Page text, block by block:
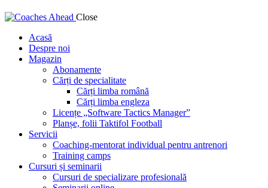
Close
Acasă
Despre noi
Magazin
Abonamente
Cărți de specialitate
Cărți limba română
Cărți limba engleza
Licențe „Software Tactics Manager”
Planșe, folii Taktifol Football
Servicii
Coaching-mentorat individual pentru antrenori
Training camps
Cursuri și seminarii
Cursuri de specializare profesională